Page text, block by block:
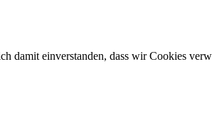
damit einverstanden, dass wir Cookies